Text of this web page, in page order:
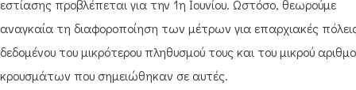
εστίασης προβλέπεται για την 1η Ιουνίου. Ωστόσο, θεωρούμε
αναγκαία τη διαφοροποίηση των μέτρων για επαρχιακές
δεδομένου του μικρότερου πληθυσμού τους και του μικρού
κρουσμάτων που σημειώθηκαν σε αυτές.